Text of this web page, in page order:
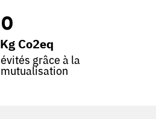
0
Kg Co2eq
évités grâce à la
mutualisation